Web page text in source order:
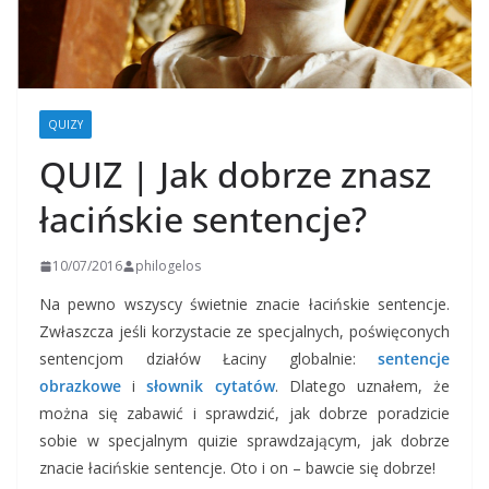
QUIZY
QUIZ | Jak dobrze znasz
łacińskie sentencje?
10/07/2016 philogelos
Na pewno wszyscy świetnie znacie łacińskie sentencje.
Zwłaszcza jeśli korzystacie ze specjalnych, poświęconych
sentencjom działów Łaciny globalnie: sentencje
obrazkowe isłownik cytatów. Dlatego uznałem, że
można się zabawić i sprawdzić, jak dobrze poradzicie
sobie w specjalnym quizie sprawdzającym, jak dobrze
znacie łacińskie sentencje. Oto i on – bawcie się dobrze!